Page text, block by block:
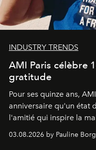
INDUSTRY TRENDS
AMI Paris célèbre
gratitude
Pour ses quinze ans,
anniversaire qu'un état
l'amitié qui inspire la
03.08.2026 by Pauline